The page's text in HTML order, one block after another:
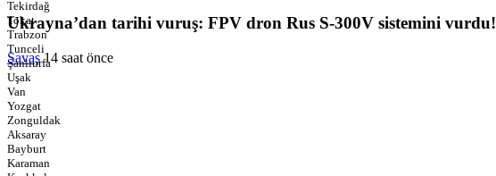
Tekirdağ
Tokat
Trabzon
Tunceli
Şanlıurfa
Uşak
Van
Yozgat
Zonguldak
Aksaray
Bayburt
Karaman
Ukrayna’dan tarihi vuruş: FPV dron Rus S-300V sistemini vurdu!
Savaş 14 saat önce